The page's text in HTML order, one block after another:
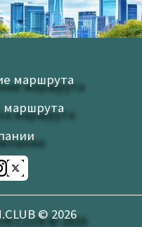
маршрута
маршрута
©2026